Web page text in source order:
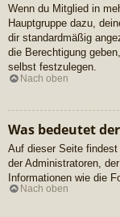
Wenn du Mitglied in
Hauptgruppe dazu,
dir standardmäßig
die Berechtigung
selbst festzulegen.
Nach oben
Was bedeutet
Auf dieser Seite
der Administratoren,
Informationen wie die
Nach oben